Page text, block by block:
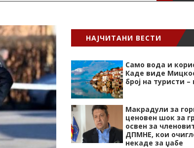
НАЈЧИТАНИ ВЕСТИ
Само вода и
Каде виде
број на туристи –
Макрадули за
ценовен шок за
освен за
ДПМНЕ, кои
некаде за џабе